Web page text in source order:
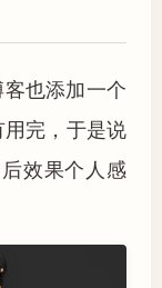
也添加一个
完，于是说
效果个人感